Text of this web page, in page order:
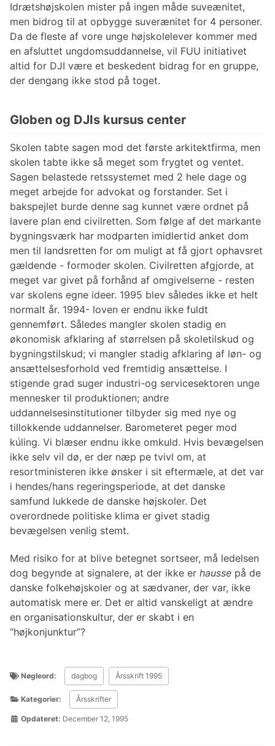
Idrætshøjskolen mister på ingen måde suveænitet,
men bidrog til at opbygge suverænitet for 4 personer.
Da de fleste af vore unge højskolelever kommer med
en afsluttet ungdomsuddannelse, vil FUU initiativet
altid for DJI være et beskedent bidrag for en gruppe,
der dengang ikke stod på toget.
Globen og DJIs kursus center
Skolen tabte sagen mod det første arkitektfirma, men
skolen tabte ikke så meget som frygtet og ventet.
Sagen belastede retssystemet med 2 hele dage og
meget arbejde for advokat og forstander. Set i
bakspejlet burde denne sag kunnet være ordnet på
lavere plan end civilretten. Som følge af det markante
bygningsværk har modparten imidlertid anket dom
men til landsretten for om muligt at få gjort ophavsret
gældende - formoder skolen. Civilretten afgjorde, at
meget var givet på forhånd af omgivelserne - resten
var skolens egne ideer. 1995 blev således ikke et helt
normalt år. 1994- loven er endnu ikke fuldt
gennemført. Således mangler skolen stadig en
økonomisk afklaring af størrelsen på skoletilskud og
bygningstilskud; vi mangler stadig afklaring af løn- og
ansættelsesforhold ved fremtidig ansættelse. I
stigende grad suger industri-og servicesektoren unge
mennesker til produktionen; andre
uddannelsesinstitutioner tilbyder sig med nye og
tillokkende uddannelser. Barometeret peger mod
kúling. Vi blæser endnu ikke omkuld. Hvis bevægelsen
ikke selv vil dø, er der næp pe tvivl om, at
resortministeren ikke ønsker i sit eftermæle, at det var
i hendes/hans regeringsperiode, at det danske
samfund lukkede de danske højskoler. Det
overordnede politiske klima er givet stadig
bevægelsen venlig stemt.
Med risiko for at blive betegnet sortseer, må ledelsen
dog begynde at signalere, at der ikke er hausse på de
danske folkehøjskoler og at sædvaner, der var, ikke
automatisk mere er. Det er altid vanskeligt at ændre
en organisationskultur, der er skabt i en
“højkonjunktur”?
Nøgleord: dagbog Årsskrift 1995
Kategorier: Årsskrifter
Opdateret: December 12, 1995